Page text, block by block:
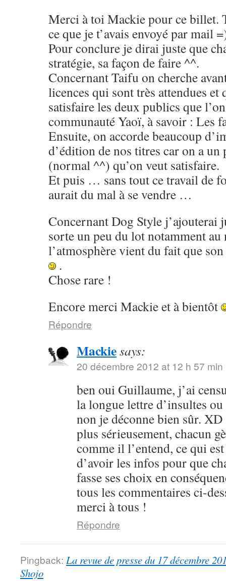
Merci à toi Mackie pour ce billet.
ce que je t’avais envoyé par mail
Pour conclure je dirai juste que
stratégie, sa façon de faire ^^.
Concernant Taifu on cherche
licences qui sont très attendues et
satisfaire les deux publics que
communauté Yaoï, à savoir : Les
Ensuite, on accorde beaucoup
d’édition de nos titres car on a un
(normal ^^) qu’on veut satisfaire.
Et puis … sans tout ce travail de
aurait du mal à se vendre …
Concernant Dog Style j’ajouterai
sorte un peu du lot notamment au
l’atmosphère vient du fait que
.
Chose rare !
Encore merci Mackie et à bientôt
Répondre
Mackiesays:
20 décembre 2012 at 12 h 57 min
ben oui Guillaume, j’ai
la longue lettre d’insultes
non je déconne bien sûr. XD
plus sérieusement, chacun
comme il l’entend, ce qui
d’avoir les infos pour que
fasse ses choix en
tous les commentaires ci-
merci à tous !
Répondre
Pingback: La revue de presse du 17 décembre
Shojo